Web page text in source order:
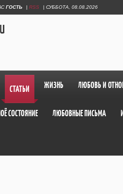
ГОСТЬ | RSS | СУББОТА, 08.08.2026
СТАТЬИ ЖИЗНЬ ЛЮБОВЬ И
СОСТОЯНИЕ ЛЮБОВНЫЕ ПИСЬМА